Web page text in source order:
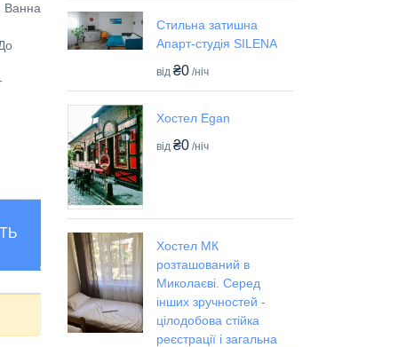
Ванна
Стильна затишна
Апарт-студія SILENA
від ₴0 /ніч
Хостел Egan
від ₴0 /ніч
Хостел МК
розташований в
Миколаєві. Серед
інших зручностей -
цілодобова стійка
реєстрації і загальна